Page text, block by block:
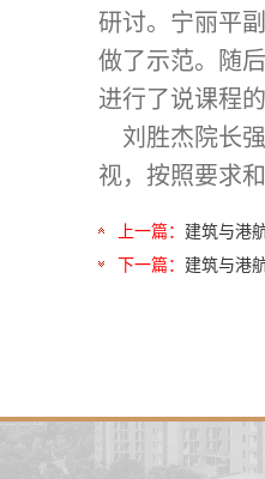
研讨。宁丽平
做了示范。随
进行了说课程
刘胜杰院长
视，按照要求
上一篇： 建筑与港
下一篇： 建筑与港